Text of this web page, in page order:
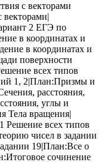
с векторами
векторами|
2 ЕГЭ по
в координатах и
в координатах и
поверхности
всех типов
1, 2|План:Призмы и
расстояния,
углы и
Тела вращения|
Решение всех типов
чисел в задании
19|План:Все о
сочинение